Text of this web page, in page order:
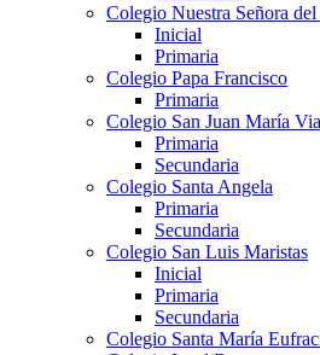
Colegio Nuestra Señora
Inicial
Primaria
Colegio Papa Francisco
Primaria
Colegio San Juan María
Primaria
Secundaria
Colegio Santa Angela
Primaria
Secundaria
Colegio San Luis Maristas
Inicial
Primaria
Secundaria
Colegio Santa María